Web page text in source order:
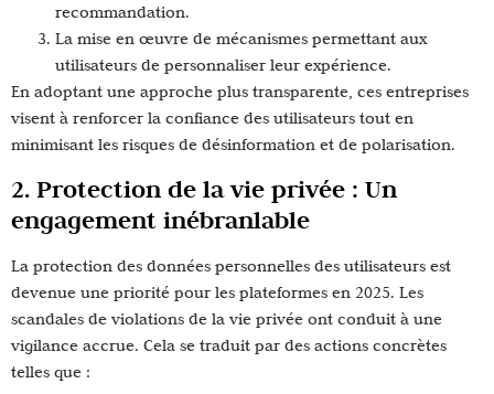
recommandation.
La mise en œuvre de mécanismes permettant aux
utilisateurs de personnaliser leur expérience.
En adoptant une approche plus transparente, ces entreprises
visent à renforcer la confiance des utilisateurs tout en
minimisant les risques de désinformation et de polarisation.
2. Protection de la vie privée : Un
engagement inébranlable
La protection des données personnelles des utilisateurs est
devenue une priorité pour les plateformes en 2025. Les
scandales de violations de la vie privée ont conduit à une
vigilance accrue. Cela se traduit par des actions concrètes
telles que :